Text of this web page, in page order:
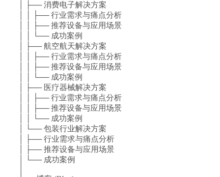
│ ├── 消费电子解决方案
│ │ ├── 行业需求与痛点分析
│ │ ├── 推荐设备与应用场景
│ │ └── 成功案例
│ ├── 航空航天解决方案
│ │ ├── 行业需求与痛点分析
│ │ ├── 推荐设备与应用场景
│ │ └── 成功案例
│ ├── 医疗器械解决方案
│ │ ├── 行业需求与痛点分析
│ │ ├── 推荐设备与应用场景
│ │ └── 成功案例
│ └── 包装行业解决方案
│ ├── 行业需求与痛点分析
│ ├── 推荐设备与应用场景
│ └── 成功案例